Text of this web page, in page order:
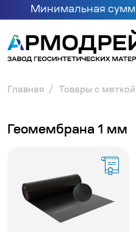
Главная Товары с
Геомембрана 1 мм
Минимальная